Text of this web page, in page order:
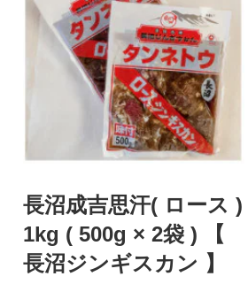
長沼成吉思汗( ロース )
1kg ( 500g × 2袋 ) 【
長沼ジンギスカン 】